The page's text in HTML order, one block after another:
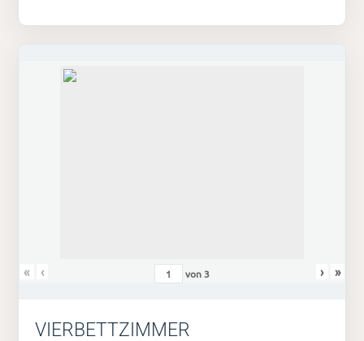
« ‹ von3 › »
VIERBETTZIMMER